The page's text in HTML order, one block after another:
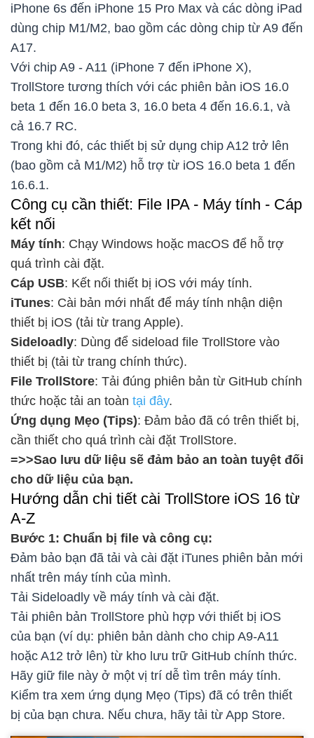
iPhone 6s đến iPhone 15 Pro Max và các dòng iPad
dùng chip M1/M2, bao gồm các dòng chip từ A9 đến
A17.
Với chip A9 - A11 (iPhone 7 đến iPhone X),
TrollStore tương thích với các phiên bản iOS 16.0
beta 1 đến 16.0 beta 3, 16.0 beta 4 đến 16.6.1, và
cả 16.7 RC.
Trong khi đó, các thiết bị sử dụng chip A12 trở lên
(bao gồm cả M1/M2) hỗ trợ từ iOS 16.0 beta 1 đến
16.6.1.
Công cụ cần thiết: File IPA - Máy tính - Cáp
kết nối
Máy tính: Chạy Windows hoặc macOS để hỗ trợ
quá trình cài đặt.
Cáp USB: Kết nối thiết bị iOS với máy tính.
iTunes: Cài bản mới nhất để máy tính nhận diện
thiết bị iOS (tải từ trang Apple).
Sideloadly: Dùng để sideload file TrollStore vào
thiết bị (tải từ trang chính thức).
File TrollStore: Tải đúng phiên bản từ GitHub chính
thức hoặc tải an toàn tại đây.
Ứng dụng Mẹo (Tips): Đảm bảo đã có trên thiết bị,
cần thiết cho quá trình cài đặt TrollStore.
=>>Sao lưu dữ liệu sẽ đảm bảo an toàn tuyệt đối
cho dữ liệu của bạn.
Hướng dẫn chi tiết cài TrollStore iOS 16 từ
A-Z
Bước 1: Chuẩn bị file và công cụ:
Đảm bảo bạn đã tải và cài đặt iTunes phiên bản mới
nhất trên máy tính của mình.
Tải Sideloadly về máy tính và cài đặt.
Tải phiên bản TrollStore phù hợp với thiết bị iOS
của bạn (ví dụ: phiên bản dành cho chip A9-A11
hoặc A12 trở lên) từ kho lưu trữ GitHub chính thức.
Hãy giữ file này ở một vị trí dễ tìm trên máy tính.
Kiểm tra xem ứng dụng Mẹo (Tips) đã có trên thiết
bị của bạn chưa. Nếu chưa, hãy tải từ App Store.